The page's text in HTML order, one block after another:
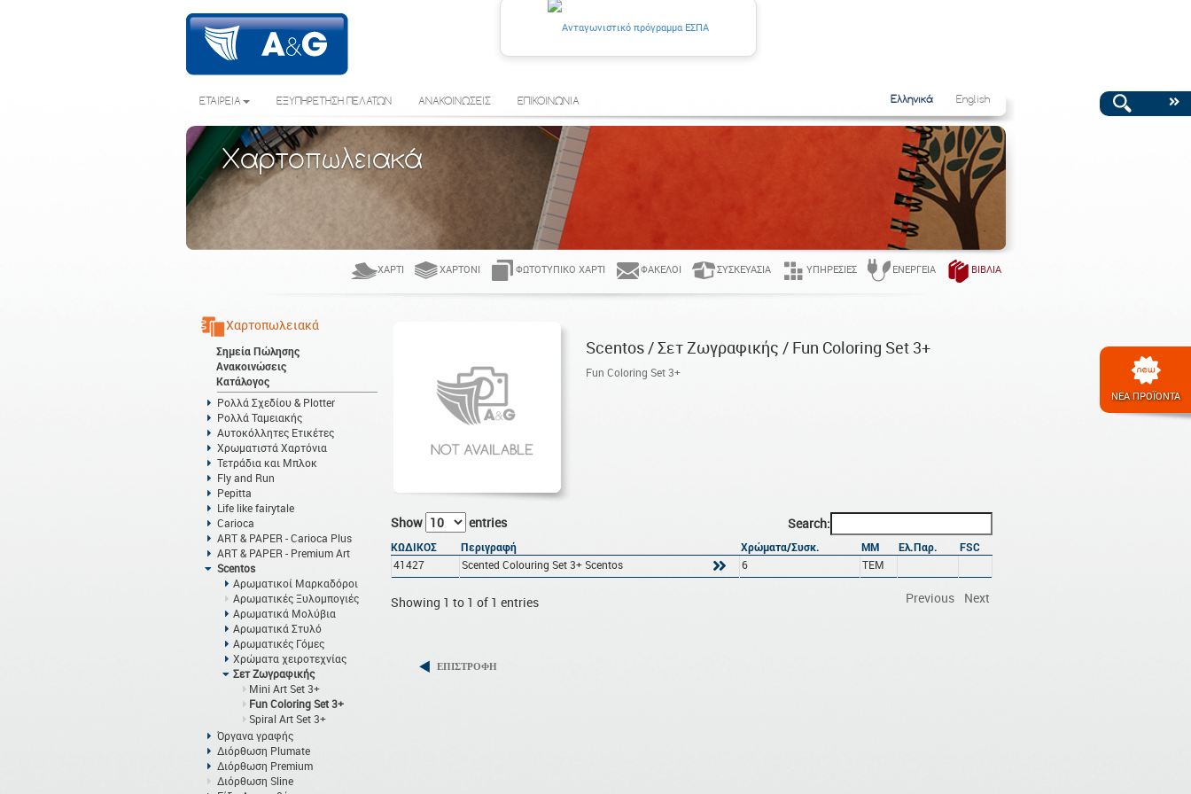
ΝΕΑ ΠΡΟΪΟΝΤΑ
ΕΤΑΙΡΕΙΑ ΕΞΥΠΗΡΕΤΗΣΗ ΠΕΛΑΤΩΝ ΑΝΑΚΟΙΝΩΣΕΙΣ ΕΠΙΚΟΙΝΩΝΙΑ Ελληνικά English
Χαρτοπωλειακά
ΧΑΡΤΊ ΧΑΡΤΌΝΙ ΦΩΤΟΤΥΠΙΚΌ ΧΑΡΤΊ ΦΆΚΕΛΟΙ ΣΥΣΚΕΥΑΣΊΑ ΥΠΗΡΕΣΊΕΣ ΕΝΈΡΓΕΙΑ ΒΙΒΛΊΑ
Χαρτοπωλειακά
Σημεία Πώλησης
Ανακοινώσεις
Κατάλογος
Ρολλά Σχεδίου & Plotter
Ρολλά Ταμειακής
Αυτοκόλλητες Ετικέτες
Χρωματιστά Χαρτόνια
Τετράδια και Μπλοκ
Fly and Run
Pepitta
Life like fairytale
Carioca
ART & PAPER - Carioca Plus
ART & PAPER - Premium Art
Scentos
Αρωματικοί Μαρκαδόροι
Αρωματικές Ξυλομπογιές
Αρωματικά Μολύβια
Αρωματικά Στυλό
Αρωματικές Γόμες
Χρώματα χειροτεχνίας
Σετ Ζωγραφικής
Mini Art Set 3+
Fun Coloring Set 3+
Spiral Art Set 3+
Όργανα γραφής
Διόρθωση Plumate
Διόρθωση Premium
Διόρθωση Sline
Scentos / Σετ Ζωγραφικής / Fun Coloring Set 3+
Fun Coloring Set 3+
Show entries Search:
ΚΩΔΙΚΟΣ Περιγραφή Χρώματα/Συσκ. ΜΜ Ελ.Παρ.
FSC
41427
Scented Colouring Set 3+ Scentos 6 ΤΕΜ
Showing 1 to 1 of 1 entries Previous Next
ΕΠΙΣΤΡΟΦΗ